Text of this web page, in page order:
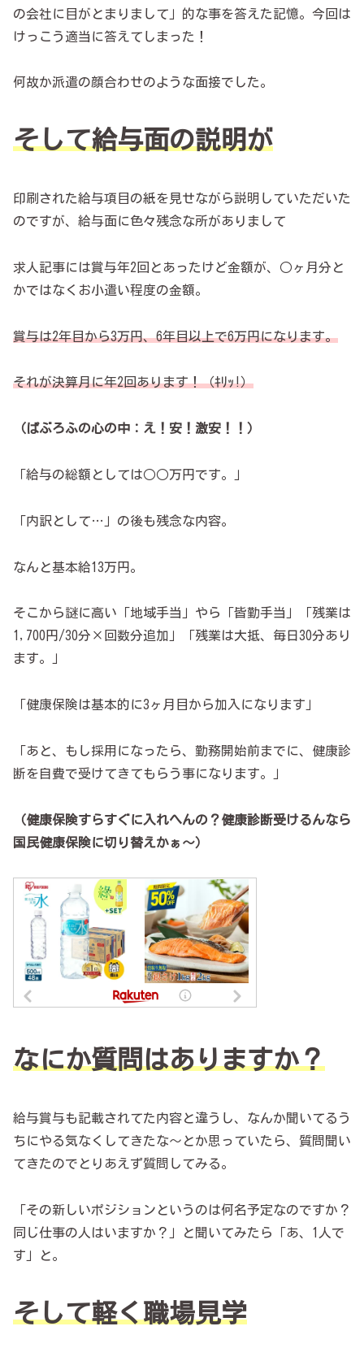
の会社に目がとまりまして」的な事を答えた記憶。今回は
けっこう適当に答えてしまった！
何故か派遣の顔合わせのような面接でした。
そして給与面の説明が
印刷された給与項目の紙を見せながら説明していただいた
のですが、給与面に色々残念な所がありまして
求人記事には賞与年2回とあったけど金額が、○ヶ月分と
かではなくお小遣い程度の金額。
賞与は2年目から3万円、6年目以上で6万円になります。
それが決算月に年2回あります！（ｷﾘｯ!）
（ぱぶろふの心の中：え！安！激安！！）
「給与の総額としては○○万円です。」
「内訳として…」の後も残念な内容。
なんと基本給13万円。
そこから謎に高い「地域手当」やら「皆勤手当」「残業は
1,700円/30分×回数分追加」「残業は大抵、毎日30分あり
ます。」
「健康保険は基本的に3ヶ月目から加入になります」
「あと、もし採用になったら、勤務開始前までに、健康診
断を自費で受けてきてもらう事になります。」
（健康保険すらすぐに入れへんの？健康診断受けるんなら
国民健康保険に切り替えかぁ～）
なにか質問はありますか？
給与賞与も記載されてた内容と違うし、なんか聞いてるう
ちにやる気なくしてきたな～とか思っていたら、質問聞い
てきたのでとりあえず質問してみる。
「その新しいポジションというのは何名予定なのですか？
同じ仕事の人はいますか？」と聞いてみたら「あ、1人で
す」と。
そして軽く職場見学